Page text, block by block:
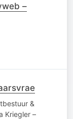
–
&
Kriegler –